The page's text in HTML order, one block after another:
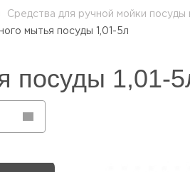
Средства для ручной мойки
мытья посуды 1,01-5л
посуды 1,01-